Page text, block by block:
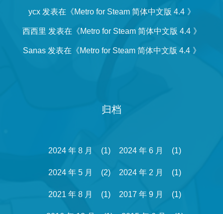
ycx发表在《Metro for Steam 简体中文版 4.4 》
西西里 发表在《Metro for Steam 简体中文版 4.4 》
Sanas发表在《Metro for Steam 简体中文版 4.4 》
归档
2024 年 8 月 (1) 2024 年 6 月 (1)
2024 年 5 月 (2) 2024 年 2 月 (1)
2021 年 8 月 (1) 2017 年 9 月 (1)